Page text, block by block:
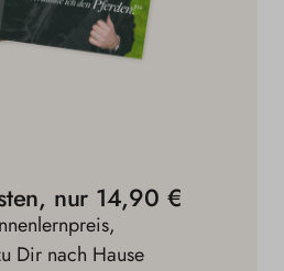
nur 14,90 €
Dir nach Hause